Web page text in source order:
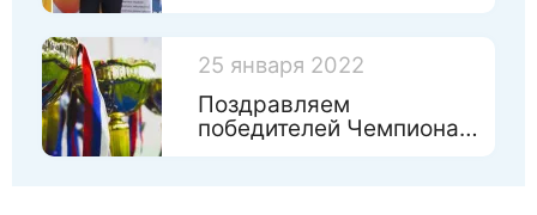
25 января 2022
Поздравляем
победителей Чемпионата